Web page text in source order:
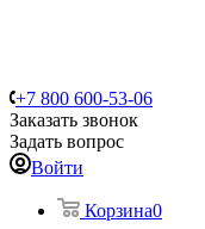
+7 800 600-53-06
Заказать звонок
Задать вопрос
Войти
Корзина0